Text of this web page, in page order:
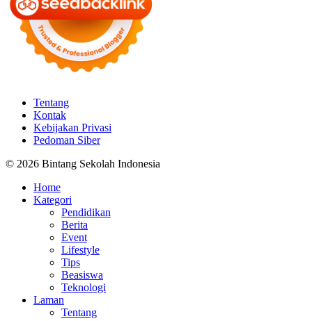
Tentang
Kontak
Kebijakan Privasi
Pedoman Siber
© 2026 Bintang Sekolah Indonesia
Home
Kategori
Pendidikan
Berita
Event
Lifestyle
Tips
Beasiswa
Teknologi
Laman
Tentang